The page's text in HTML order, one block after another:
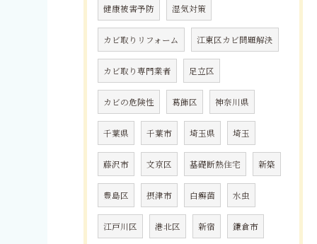
健康被害予防 湿気対策
カビ取りリフォーム 江東区カビ問題解決
カビ取り専門業者 足立区
カビの危険性 葛飾区 神奈川県
千葉県 千葉市 埼玉県 埼玉
藤沢市 文京区 基礎断熱住宅 新築
豊島区 摂津市 白癬菌 水虫
江戸川区 港北区 新宿 鎌倉市